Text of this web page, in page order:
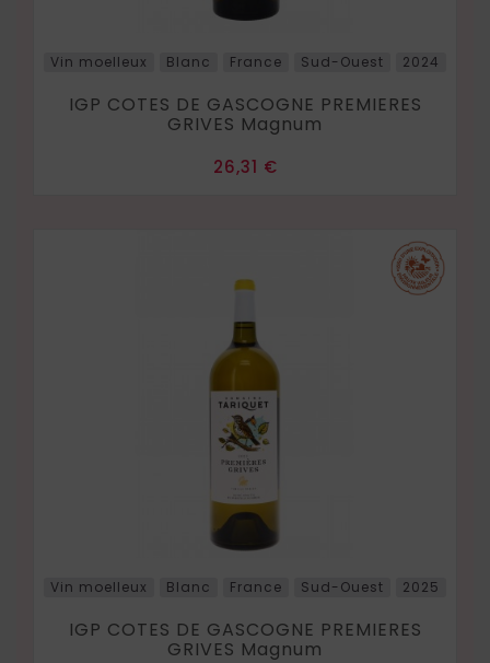
Vin moelleux Blanc France Sud-Ouest 2024
IGP COTES DE GASCOGNE PREMIERES
GRIVES Magnum
Prix
26,31 €
Vin moelleux Blanc France Sud-Ouest 2025
IGP COTES DE GASCOGNE PREMIERES
GRIVES Magnum